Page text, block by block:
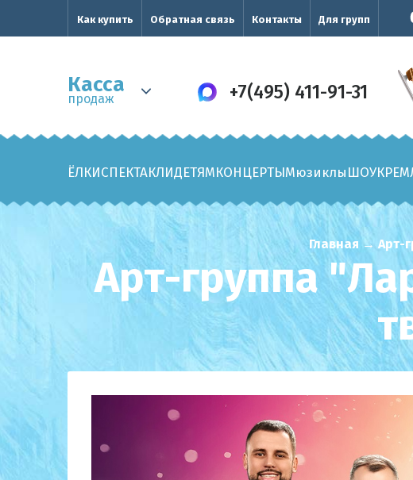
Как купить Обратная связь Контакты Для групп
Касса
продаж +7(495) 411-91-31
ЁЛКИСПЕКТАКЛИДЕТЯМКОНЦЕРТЫМюзиклыШОУ
Главная → Арт-
Арт-группа